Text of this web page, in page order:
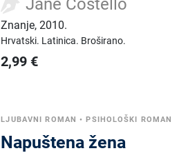
Jane Costello
Znanje,2010.
Hrvatski. Latinica. Broširano.
2,99 €
LJUBAVNI ROMAN •PSIHOLOŠKI ROMAN
Napuštena žena